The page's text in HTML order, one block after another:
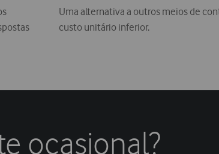
Uma alternativa a outros meios de
custo unitário inferior.
ocasional?